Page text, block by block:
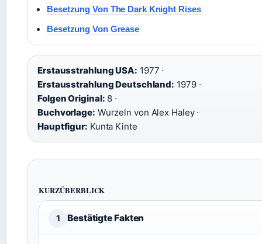
Besetzung Von The Dark Knight Rises
Besetzung Von Grease
Erstausstrahlung USA: 1977 ·
Erstausstrahlung Deutschland: 1979 ·
Folgen Original: 8 ·
Buchvorlage: Wurzeln von Alex Haley ·
Hauptfigur: Kunta Kinte
KURZÜBERBLICK
1 Bestätigte Fakten